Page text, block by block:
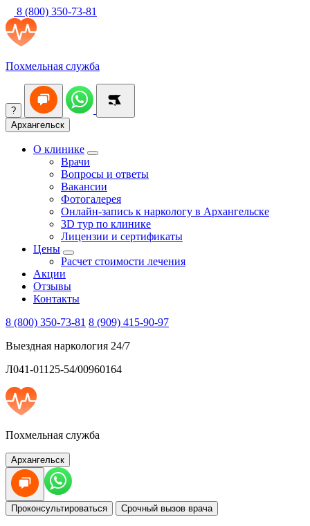
8 (800) 350-73-81
Похмельная служба
?
Архангельск
О клинике
Врачи
Вопросы и ответы
Вакансии
Фотогалерея
Онлайн-запись к наркологу в Архангельске
3D тур по клинике
Лицензии и сертификаты
Цены
Расчет стоимости лечения
Акции
Отзывы
Контакты
8 (800) 350-73-81 8 (909) 415-90-97
Выездная наркология 24/7
Л041-01125-54/00960164
Похмельная служба
Архангельск
Проконсультироваться Срочный вызов врача